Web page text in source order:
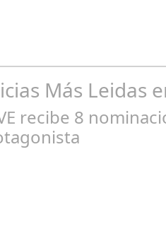
Más Leidas
recibe 8